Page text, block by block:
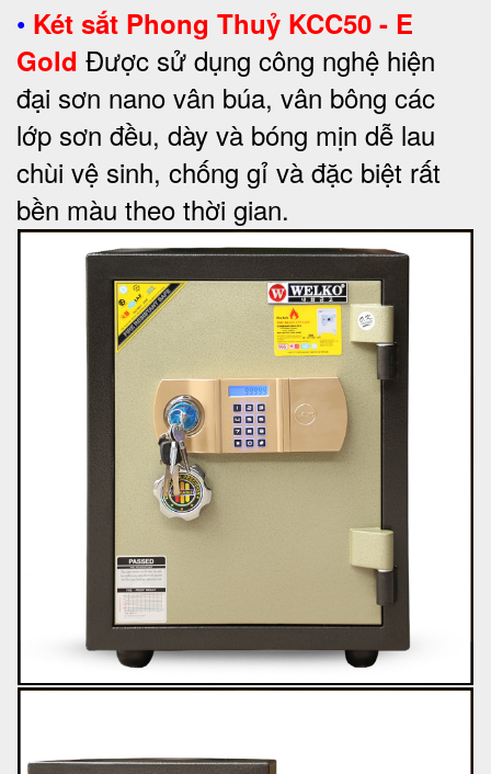
• Két sắt Phong Thuỷ KCC50 - E
Gold Được sử dụng công nghệ hiện
đại sơn nano vân búa, vân bông các
lớp sơn đều, dày và bóng mịn dễ lau
chùi vệ sinh, chống gỉ và đặc biệt rất
bền màu theo thời gian.